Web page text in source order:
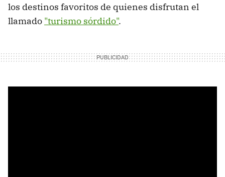
los destinos favoritos de quienes disfrutan el
llamado "turismo sórdido".